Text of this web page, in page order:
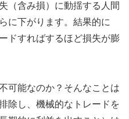
（含み損）に動揺する人間
に下がります。結果的に
ドすればするほど損失が膨
可能なのか？そんなことは
除し、機械的なトレードを